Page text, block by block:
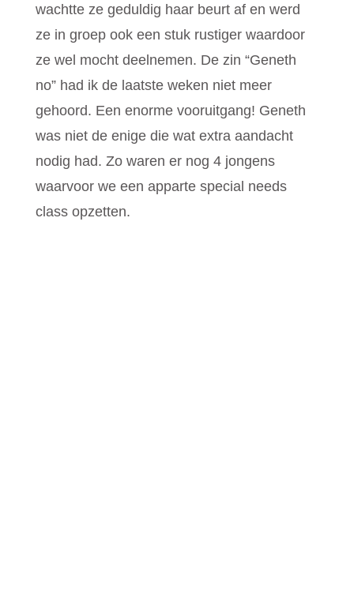
wachtte ze geduldig haar beurt af en werd
ze in groep ook een stuk rustiger waardoor
ze wel mocht deelnemen. De zin “Geneth
no” had ik de laatste weken niet meer
gehoord. Een enorme vooruitgang! Geneth
was niet de enige die wat extra aandacht
nodig had. Zo waren er nog 4 jongens
waarvoor we een apparte special needs
class opzetten.